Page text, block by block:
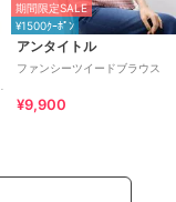
期間限定SALE
¥1500ｸｰﾎﾟﾝ
アンタイトル
ファンシーツイードブラウス
¥9,900